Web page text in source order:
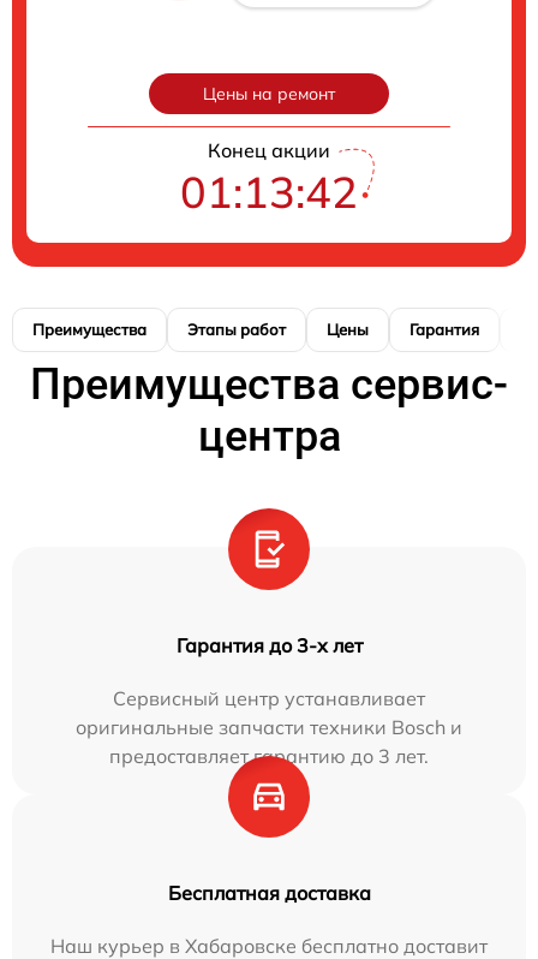
Цены на ремонт
Конец акции
01:13:41
Преимущества Этапы работ Цены Гарантия
Преимущества сервис-
центра
Гарантия до 3-х лет
Сервисный центр устанавливает
оригинальные запчасти техники Bosch и
предоставляет гарантию до 3 лет.
Бесплатная доставка
Наш курьер в Хабаровске бесплатно доставит